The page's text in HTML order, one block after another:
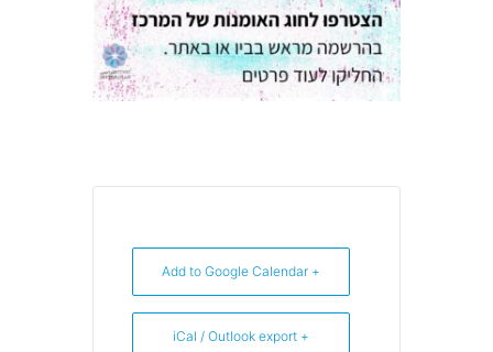
+ Add to Google Calendar
+ iCal / Outlook export